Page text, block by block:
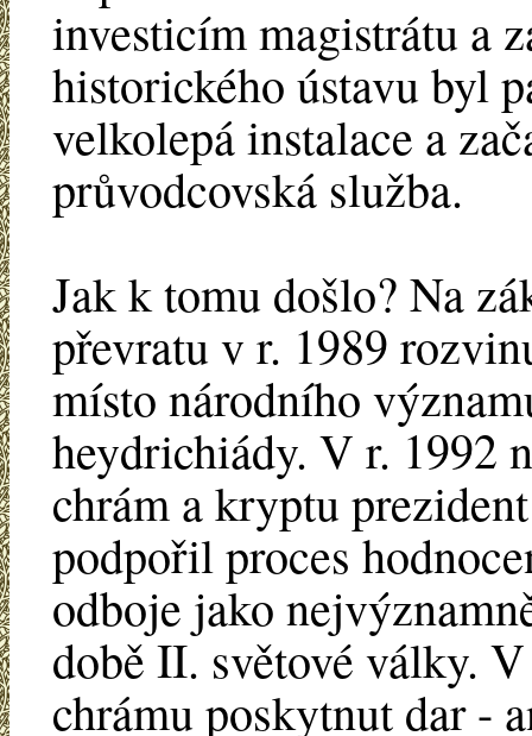
investicím magistrátu a
historického ústavu byl
velkolepá instalace a
průvodcovská služba.
Jak k tomu došlo? Na
převratu v r. 1989
místo národního
heydrichiády. V r. 1992
chrám a kryptu
podpořil proces
odboje jako
době II. světové války.
chrámu poskytnut dar -